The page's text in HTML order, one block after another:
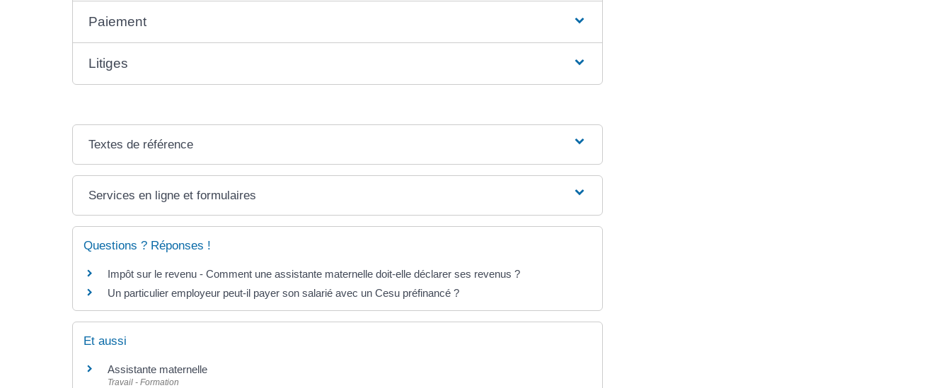
Paiement
Litiges
Textes de référence
Services en ligne et formulaires
Questions ? Réponses !
Impôt sur le revenu - Comment une assistante maternelle doit-elle déclarer ses revenus ?
Un particulier employeur peut-il payer son salarié avec un Cesu préfinancé ?
Et aussi
Assistante maternelle
Travail - Formation